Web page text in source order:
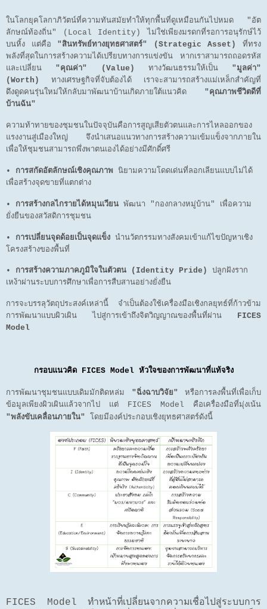
ในโลกยุคโลกาภิวัตน์ที่ความทันสมัยทำให้ทุกพื้นที่ดูเหมือนกันไปหมด "อัต
ลักษณ์ท้องถิ่น" (Local Identity) ไม่ใช่เพียงมรดกที่รอการอนุรักษ์ไว้
บนหิ้ง แต่คือ "สินทรัพย์ทางยุทธศาสตร์" (Strategic Asset)
ที่ทรง
พลังที่สุดในการสร้างความได้เปรียบทางการแข่งขัน หากเราสามารถถอดรหัส
และเปลี่ยน "คุณค่า" (Value) ทางวัฒนธรรมให้เป็น "มูลค่า"
(Worth)
ทางเศรษฐกิจที่จับต้องได้ เราจะสามารถสร้างแม่เหล็กสำคัญที่
ดึงดูดคนรุ่นใหม่ให้กลับมาพัฒนาบ้านเกิดภายใต้แนวคิด "คุณภาพชีวิตดีที่
บ้านฉัน"
ความท้าทายของชุมชนในปัจจุบันคือการสูญเสียตัวตนและการไหลออกของ
แรงงานสู่เมืองใหญ่ จึงนำเสนอแนวทางการสร้างความเข้มแข็งจากภายใน
เพื่อให้ชุมชนสามารถพึ่งพาตนเองได้อย่างมีศักดิ์ศรี
• การสกัดอัตลักษณ์เชิงคุณภาพ นิยามความโดดเด่นที่ลอกเลียนแบบไม่ได้
เพื่อสร้างจุดขายที่แตกต่าง
• การสร้างกลไกรายได้หมุนเวียน พัฒนา "กองกลางหมู่บ้าน" เพื่อความ
ยั่งยืนของสวัสดิการชุมชน
• การเปลี่ยนจุดด้อยเป็นจุดแข็ง นำนวัตกรรมทางสังคมเข้าแก้ไขปัญหาเชิง
โครงสร้างของพื้นที่
• การสร้างความภาคภูมิใจในตัวตน (Identity Pride)
ปลูกฝังราก
เหง้าผ่านระบบการศึกษาเพื่อการสืบสานอย่างยั่งยืน
การจะบรรลุวัตถุประสงค์เหล่านี้ จำเป็นต้องใช้เครื่องมือเชิงกลยุทธ์ที่ก้าวข้าม
การพัฒนาแบบผิวเผิน ไปสู่การเข้าถึงจิตวิญญาณของพื้นที่ผ่าน FICES
Model
กรอบแนวคิด FICES Model หัวใจของการพัฒนาที่แท้จริง
การพัฒนาชุมชนแบบเดิมมักติดหล่ม "ฉิ่งฉาบวิจัย" หรือการลงพื้นที่เพื่อเก็บ
ข้อมูลเพียงผิวเผินแล้วจากไป แต่
FICES Model คือเครื่องมือที่มุ่งเน้น
"พลังขับเคลื่อนภายใน"
โดยมีองค์ประกอบเชิงยุทธศาสตร์ดังนี้
FICES Model ทำหน้าที่เปลี่ยนจากความเชื่อไปสู่ระบบการ